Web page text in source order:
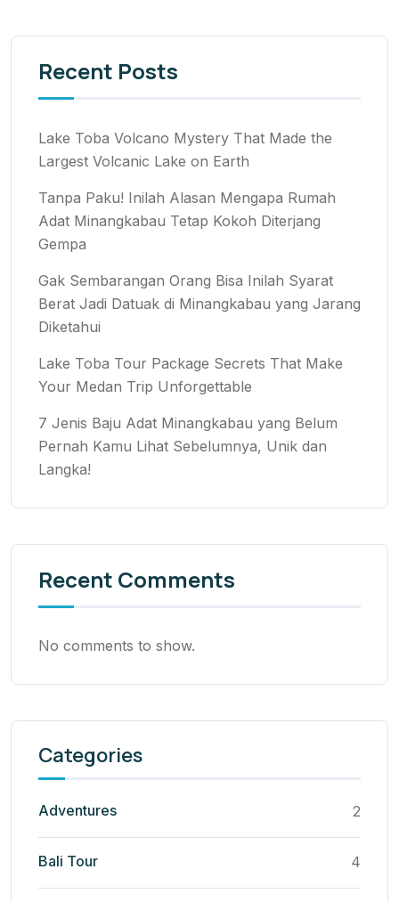
Recent Posts
Lake Toba Volcano Mystery That Made the
Largest Volcanic Lake on Earth
Tanpa Paku! Inilah Alasan Mengapa Rumah
Adat Minangkabau Tetap Kokoh Diterjang
Gempa
Gak Sembarangan Orang Bisa Inilah Syarat
Berat Jadi Datuak di Minangkabau yang Jarang
Diketahui
Lake Toba Tour Package Secrets That Make
Your Medan Trip Unforgettable
7 Jenis Baju Adat Minangkabau yang Belum
Pernah Kamu Lihat Sebelumnya, Unik dan
Langka!
Recent Comments
No comments to show.
Categories
Adventures 2
Bali Tour 4